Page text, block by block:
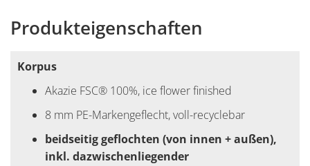
Produkteigenschaften
Korpus
Akazie FSC® 100%, ice flower finished
8 mm PE-Markengeflecht, voll-recyclebar
beidseitig geflochten (von innen + außen),
inkl. dazwischenliegender